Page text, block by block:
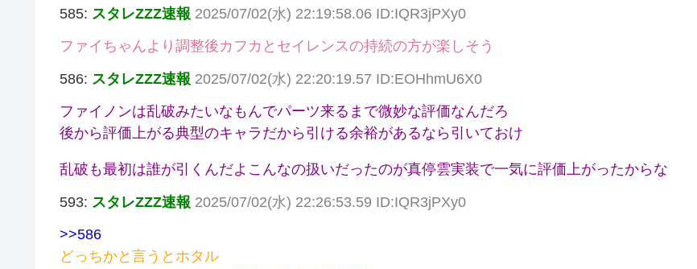
585: スタレZZZ速報 2025/07/02(水) 22:19:58.06 ID:IQR3jPXy0
ファイちゃんより調整後カフカとセイレンスの持続の方が楽しそう
586: スタレZZZ速報 2025/07/02(水) 22:20:19.57 ID:EOHhmU6X0
ファイノンは乱破みたいなもんでパーツ来るまで微妙な評価なんだろ
後から評価上がる典型のキャラだから引ける余裕があるなら引いておけ
乱破も最初は誰が引くんだよこんなの扱いだったのが真停雲実装で一気に評価上がったからな
593: スタレZZZ速報 2025/07/02(水) 22:26:53.59 ID:IQR3jPXy0
>>586
どっちかと言うとホタル